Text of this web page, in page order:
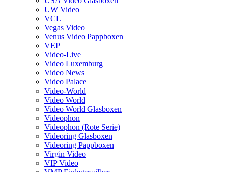
UW Video
VCL
Vegas Video
Venus Video Pappboxen
VEP
Video-Live
Video Luxemburg
Video News
Video Palace
Video-World
Video World
Video World Glasboxen
Videophon
Videophon (Rote Serie)
Videoring Glasboxen
Videoring Pappboxen
Virgin Video
VIP Video